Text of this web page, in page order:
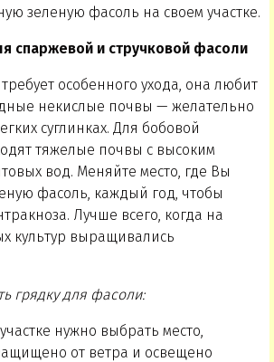
зеленую фасоль на своем участке.
спаржевой и стручковой фасоли
особенного ухода, она любит
некислые почвы — желательно
суглинках. Для бобовой
тяжелые почвы с высоким
вод. Меняйте место, где Вы
фасоль, каждый год, чтобы
Лучше всего, когда на
культур выращивались
грядку для фасоли:
нужно выбрать место,
от ветра и освещено